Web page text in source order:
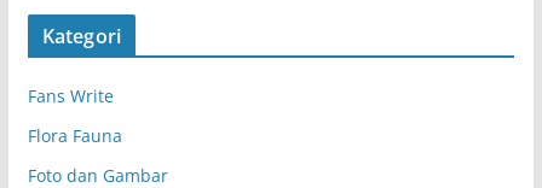
s
Kategori
Fans Write
Flora Fauna
Foto dan Gambar